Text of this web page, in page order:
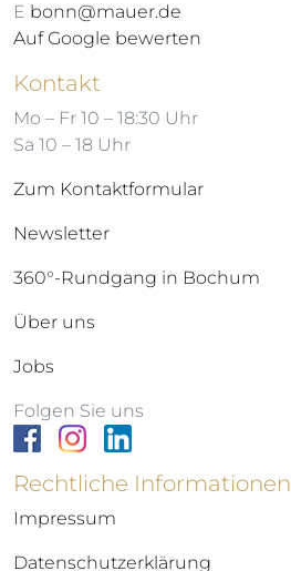
E bonn@mauer.de
Auf Google bewerten
Kontakt
Mo – Fr 10 – 18:30 Uhr
Sa 10 – 18 Uhr
Zum Kontaktformular
Newsletter
360°-Rundgang in Bochum
Über uns
Jobs
Folgen Sie uns
Rechtliche Informationen
Impressum
Datenschutzerklärung